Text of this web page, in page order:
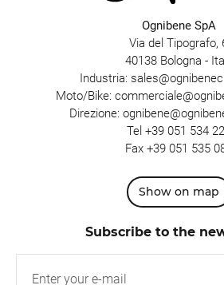
Ognibene SpA
Via del Tipografo,
40138 Bologna -
Industria:
Moto/Bike:
Direzione:
Tel +39 051 534
Fax +39 051 535
Show on map
Subscribe to the